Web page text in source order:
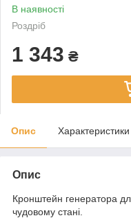
В наявності
Роздріб
1 343 ₴
Опис Характеристики
Опис
Кронштейн генератора
чудовому стані.